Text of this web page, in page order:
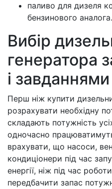
паливо для дизеля
бензинового аналога.
Вибір
генератора
і завданнями
Перш ніж купити
розрахувати необхідну
складають потужність
одночасно
врахувати, що насоси,
кондиціонери під час
енергії, ніж під час
передбачити запас